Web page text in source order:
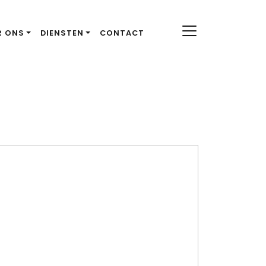
ONS DIENSTEN CONTACT